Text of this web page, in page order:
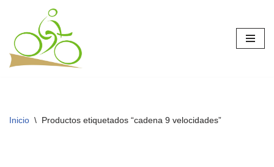
Saltar
al
contenido
Inicio \ Productos etiquetados “cadena 9 velocidades”